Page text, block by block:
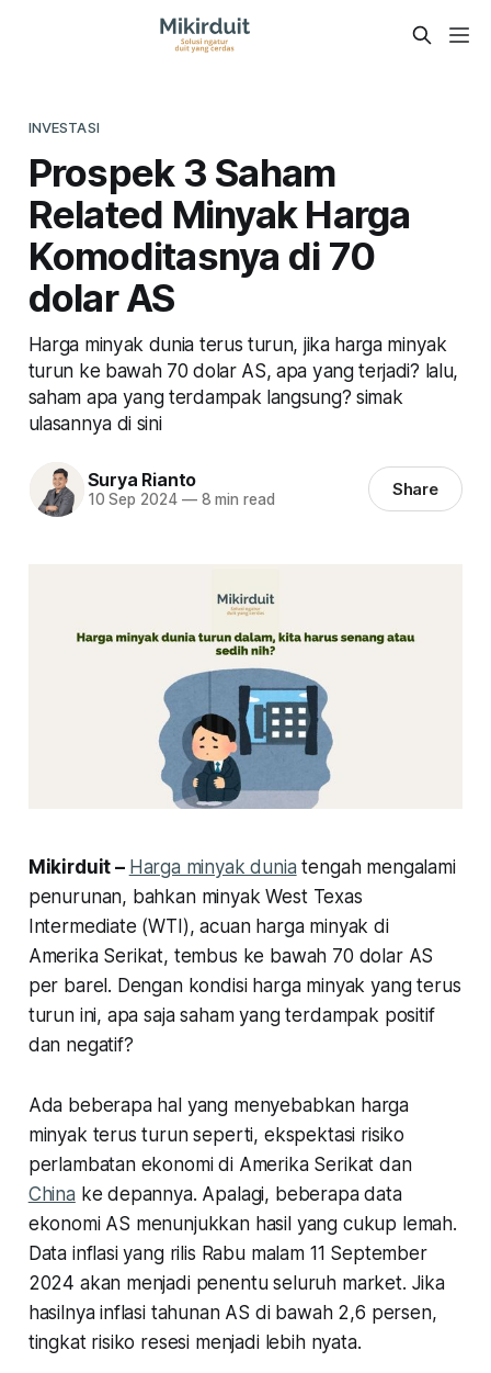
INVESTASI
Prospek 3 Saham
Related Minyak Harga
Komoditasnya di 70
dolar AS
Harga minyak dunia terus turun, jika harga minyak
turun ke bawah 70 dolar AS, apa yang terjadi? lalu,
saham apa yang terdampak langsung? simak
ulasannya di sini
Surya Rianto
10 Sep 2024 —8 min read Share
Mikirduit – Harga minyak dunia tengah mengalami
penurunan, bahkan minyak West Texas
Intermediate (WTI), acuan harga minyak di
Amerika Serikat, tembus ke bawah 70 dolar AS
per barel. Dengan kondisi harga minyak yang terus
turun ini, apa saja saham yang terdampak positif
dan negatif?
Ada beberapa hal yang menyebabkan harga
minyak terus turun seperti, ekspektasi risiko
perlambatan ekonomi di Amerika Serikat dan
China ke depannya. Apalagi, beberapa data
ekonomi AS menunjukkan hasil yang cukup lemah.
Data inflasi yang rilis Rabu malam 11 September
2024 akan menjadi penentu seluruh market. Jika
hasilnya inflasi tahunan AS di bawah 2,6 persen,
tingkat risiko resesi menjadi lebih nyata.